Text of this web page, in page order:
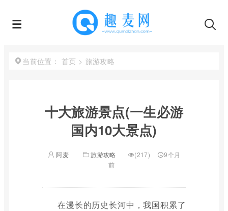
当前位置： 首页 > 旅游攻略
十大旅游景点(一生必游
国内10大景点)
阿麦 旅游攻略 (217)
9个月
前
在漫长的历史长河中，我国积累了